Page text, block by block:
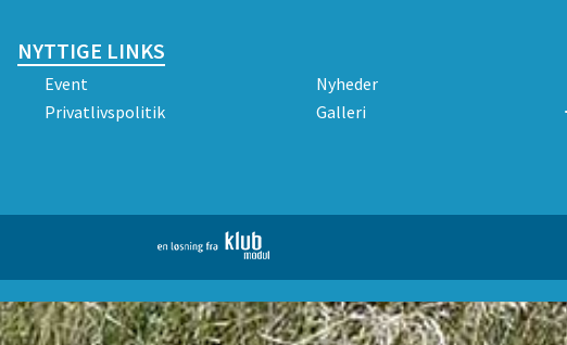
NYTTIGE LINKS
Event Nyheder
Privatlivspolitik
Galleri